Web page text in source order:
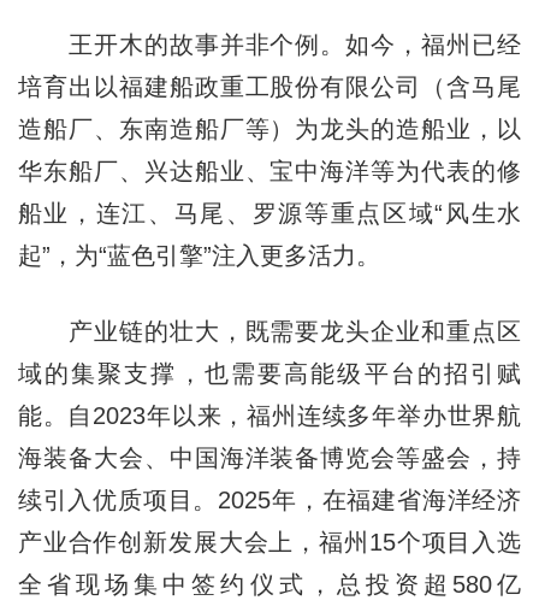
王开木的故事并非个例。如今，福州已经
培育出以福建船政重工股份有限公司（含马尾
造船厂、东南造船厂等）为龙头的造船业，以
华东船厂、兴达船业、宝中海洋等为代表的修
船业，连江、马尾、罗源等重点区域“风生水
起”，为“蓝色引擎”注入更多活力。
产业链的壮大，既需要龙头企业和重点区
域的集聚支撑，也需要高能级平台的招引赋
能。自2023年以来，福州连续多年举办世界航
海装备大会、中国海洋装备博览会等盛会，持
续引入优质项目。2025年，在福建省海洋经济
产业合作创新发展大会上，福州15个项目入选
全省现场集中签约仪式，总投资超580亿